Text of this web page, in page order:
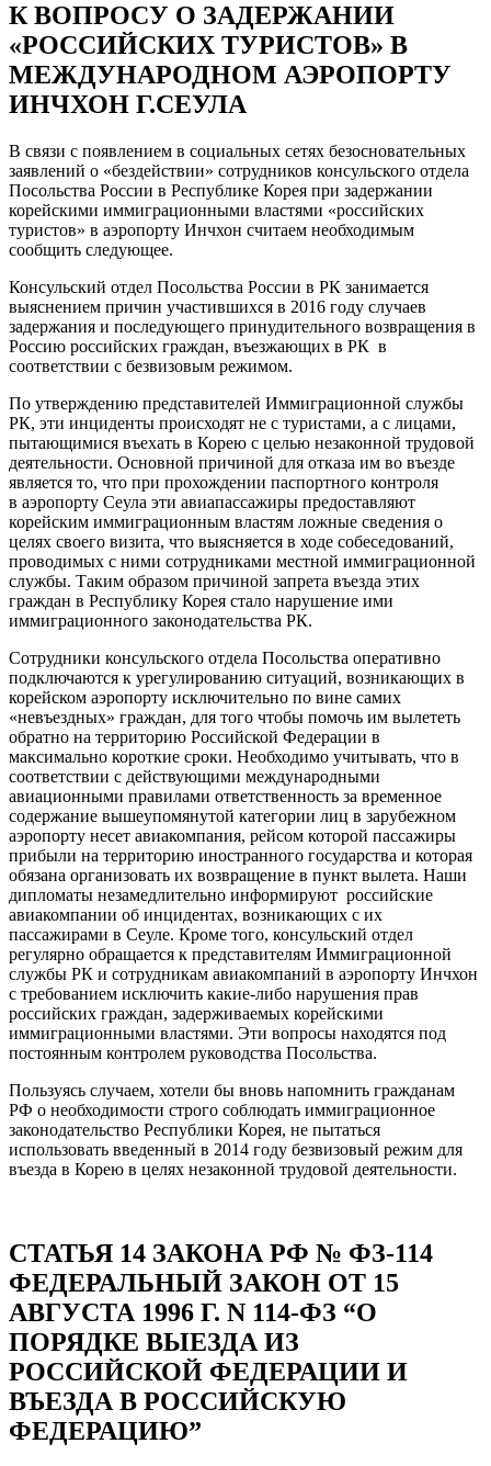
К ВОПРОСУ О ЗАДЕРЖАНИИ
«РОССИЙСКИХ ТУРИСТОВ» В
МЕЖДУНАРОДНОМ АЭРОПОРТУ
ИНЧХОН Г.СЕУЛА
В связи с появлением в социальных сетях безосновательных
заявлений о «бездействии» сотрудников консульского отдела
Посольства России в Республике Корея при задержании
корейскими иммиграционными властями «российских
туристов» в аэропорту Инчхон считаем необходимым
сообщить следующее.
Консульский отдел Посольства России в РК занимается
выяснением причин участившихся в 2016 году случаев
задержания и последующего принудительного возвращения в
Россию российских граждан, въезжающих в РК в
соответствии с безвизовым режимом.
По утверждению представителей Иммиграционной службы
РК, эти инциденты происходят не с туристами, а с лицами,
пытающимися въехать в Корею с целью незаконной трудовой
деятельности. Основной причиной для отказа им во въезде
является то, что при прохождении паспортного контроля
в аэропорту Сеула эти авиапассажиры предоставляют
корейским иммиграционным властям ложные сведения о
целях своего визита, что выясняется в ходе собеседований,
проводимых с ними сотрудниками местной иммиграционной
службы. Таким образом причиной запрета въезда этих
граждан в Республику Корея стало нарушение ими
иммиграционного законодательства РК.
Сотрудники консульского отдела Посольства оперативно
подключаются к урегулированию ситуаций, возникающих в
корейском аэропорту исключительно по вине самих
«невъездных» граждан, для того чтобы помочь им вылететь
обратно на территорию Российской Федерации в
максимально короткие сроки. Необходимо учитывать, что в
соответствии с действующими международными
авиационными правилами ответственность за временное
содержание вышеупомянутой категории лиц в зарубежном
аэропорту несет авиакомпания, рейсом которой пассажиры
прибыли на территорию иностранного государства и которая
обязана организовать их возвращение в пункт вылета. Наши
дипломаты незамедлительно информируют российские
авиакомпании об инцидентах, возникающих с их
пассажирами в Сеуле. Кроме того, консульский отдел
регулярно обращается к представителям Иммиграционной
службы РК и сотрудникам авиакомпаний в аэропорту Инчхон
с требованием исключить какие-либо нарушения прав
российских граждан, задерживаемых корейскими
иммиграционными властями. Эти вопросы находятся под
постоянным контролем руководства Посольства.
Пользуясь случаем, хотели бы вновь напомнить гражданам
РФ о необходимости строго соблюдать иммиграционное
законодательство Республики Корея, не пытаться
использовать введенный в 2014 году безвизовый режим для
въезда в Корею в целях незаконной трудовой деятельности.
СТАТЬЯ 14 ЗАКОНА РФ № ФЗ-114
ФЕДЕРАЛЬНЫЙ ЗАКОН ОТ 15
АВГУСТА 1996 Г. N 114-ФЗ “О
ПОРЯДКЕ ВЫЕЗДА ИЗ
РОССИЙСКОЙ ФЕДЕРАЦИИ И
ВЪЕЗДА В РОССИЙСКУЮ
ФЕДЕРАЦИЮ”